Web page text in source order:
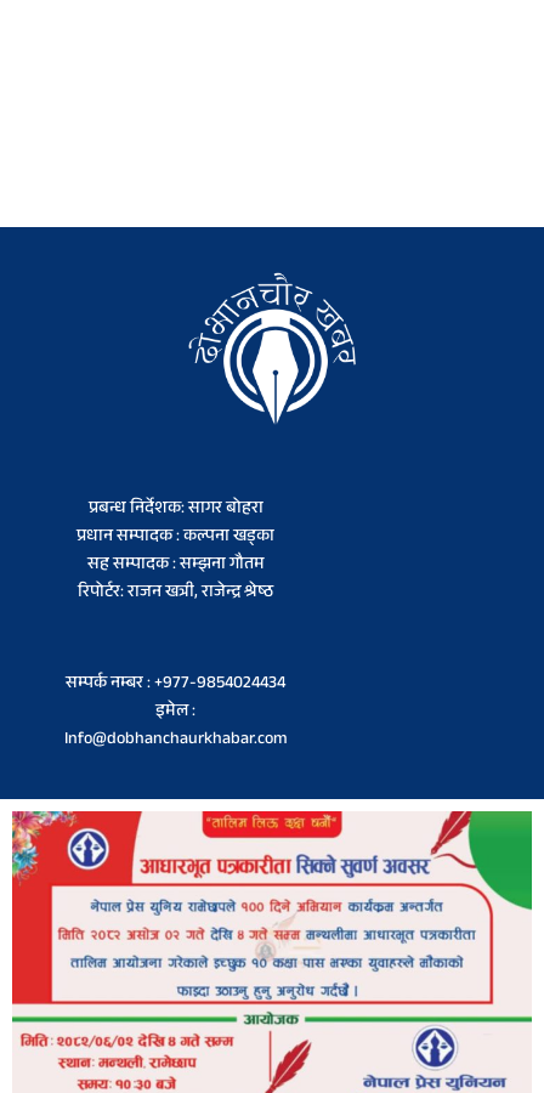
प्रबन्ध निर्देशक: सागर बोहरा
प्रधान सम्पादक : कल्पना खड्का
सह सम्पादक : सम्झना गौतम
रिपोर्टर: राजन खत्री, राजेन्द्र श्रेष्ठ
सम्पर्क नम्बर : +977-9854024434
इमेल :
Info@dobhanchaurkhabar.com